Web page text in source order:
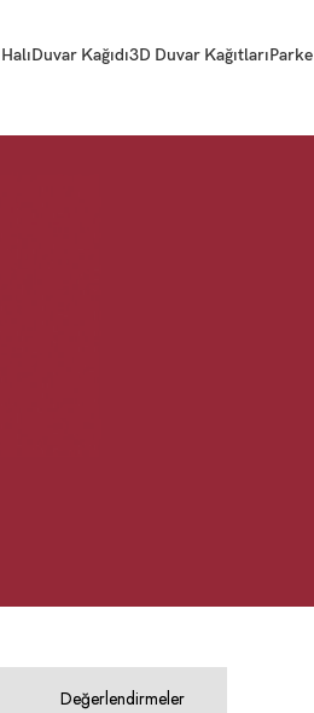
Duvar Kağıdı3D Duvar KağıtlarıParke
Değerlendirmeler